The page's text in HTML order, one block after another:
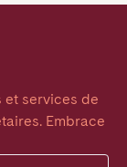
et services de
Embrace